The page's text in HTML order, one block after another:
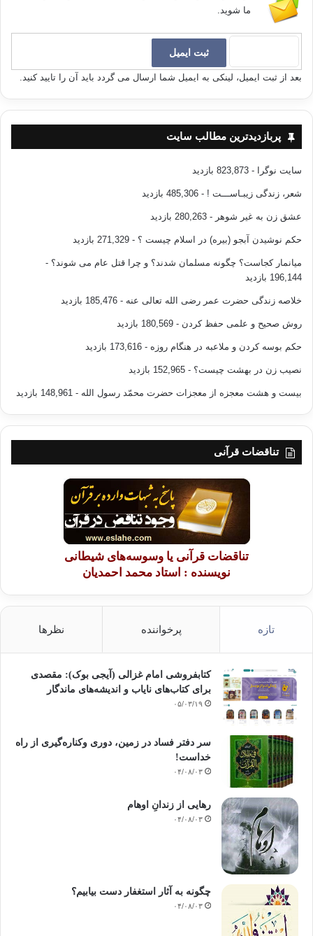
ما شوید.
بعد از ثبت ایمیل، لینکی به ایمیل شما ارسال می گردد باید آن را تایید کنید.
پربازدیدترین مطالب سایت
سایت نوگرا - 823,873 بازدید
شعر، زندگی زیبـاســـت ! - 485,306 بازدید
عشق زن به غیر شوهر - 280,263 بازدید
حکم نوشیدن آبجو (بیره) در اسلام چیست ؟ - 271,329 بازدید
میانمار کجاست؟ چگونه مسلمان شدند؟ و چرا قتل عام می شوند؟ -
196,144 بازدید
خلاصه زندگی حضرت عمر رضی الله تعالی عنه - 185,476 بازدید
روش صحیح و علمی حفظ کردن - 180,569 بازدید
حکم بوسه کردن و ملاعبه در هنگام روزه - 173,616 بازدید
نصیب زن در بهشت چیست؟ - 152,965 بازدید
بیست و هشت معجزه از معجزات حضرت محمّد رسول الله - 148,961 بازدید
تناقضات قرآنی
تناقضات قرآنی یا وسوسه‌های شیطانی
نویسنده : استاد محمد احمدیان
تازه پرخواننده نظرها
کتابفروشی امام غزالی (آیجی بوک): مقصدی
برای کتاب‌های نایاب و اندیشه‌های ماندگار
۰۵/۰۳/۱۹
سر دفتر فساد در زمین‌، دوری وکناره‌گیری از راه
خداست‌!
۰۴/۰۸/۰۳
رهایی از زندانِ اوهام
۰۴/۰۸/۰۳
چگونه به آثار استغفار دست بیابیم؟
۰۴/۰۸/۰۳